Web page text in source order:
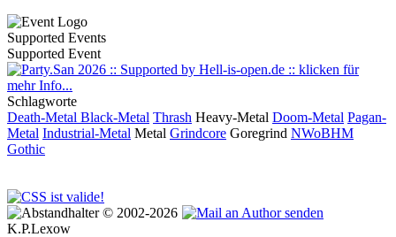
Supported Events
Supported Event
Schlagworte
Death-Metal Black-Metal Thrash Heavy-Metal Doom-Metal Pagan-
Metal Industrial-Metal Metal Grindcore Goregrind NWoBHM
Gothic
© 2002-2026
K.P.Lexow